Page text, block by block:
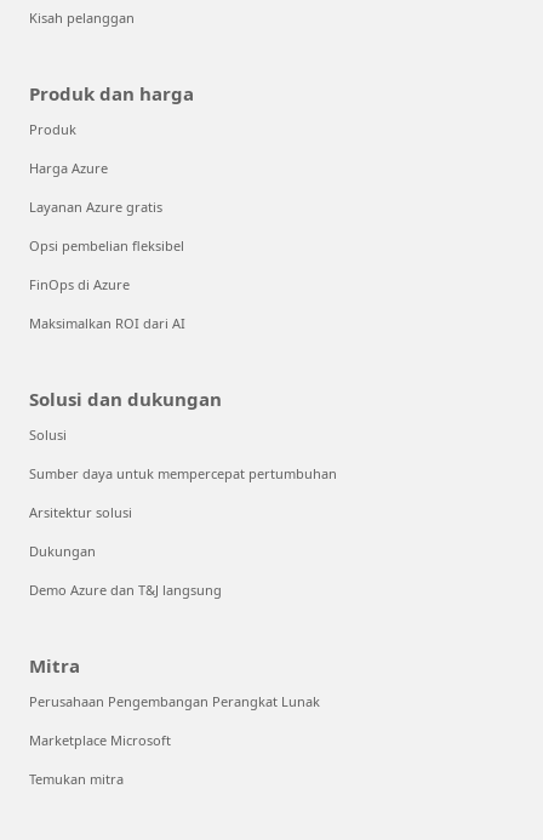
Kisah pelanggan
Produk dan harga
Produk
Harga Azure
Layanan Azure gratis
Opsi pembelian fleksibel
FinOps di Azure
Maksimalkan ROI dari AI
Solusi dan dukungan
Solusi
Sumber daya untuk mempercepat pertumbuhan
Arsitektur solusi
Dukungan
Demo Azure dan T&J langsung
Mitra
Perusahaan Pengembangan Perangkat Lunak
Marketplace Microsoft
Temukan mitra